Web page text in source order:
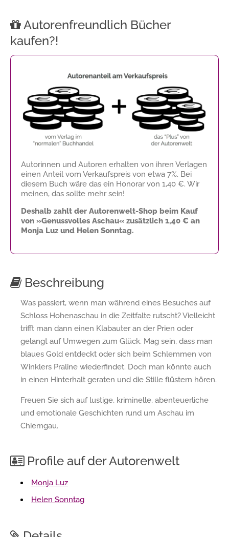
Autorenfreundlich Bücher
kaufen?!
Autorinnen und Autoren erhalten von ihren Verlagen
einen Anteil vom Verkaufspreis von etwa 7%. Bei
diesem Buch wäre das ein Honorar von 1,40 €. Wir
meinen, das sollte mehr sein!
Deshalb zahlt der Autorenwelt-Shop beim Kauf
von »Genussvolles Aschau« zusätzlich 1,40 € an
Monja Luz und Helen Sonntag.
Beschreibung
Was passiert, wenn man während eines Besuches auf
Schloss Hohenaschau in die Zeitfalte rutscht? Vielleicht
trifft man dann einen Klabauter an der Prien oder
gelangt auf Umwegen zum Glück. Mag sein, dass man
blaues Gold entdeckt oder sich beim Schlemmen von
Winklers Praline wiederfindet. Doch man könnte auch
in einen Hinterhalt geraten und die Stille flüstern hören.
Freuen Sie sich auf lustige, kriminelle, abenteuerliche
und emotionale Geschichten rund um Aschau im
Chiemgau.
Profile auf der Autorenwelt
Monja Luz
Helen Sonntag